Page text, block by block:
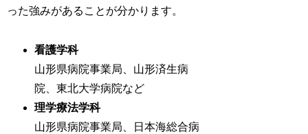
った強みがあることが分かります。
看護学科
山形県病院事業局、山形済生病
院、東北大学病院など
理学療法学科
山形県病院事業局、日本海総合病